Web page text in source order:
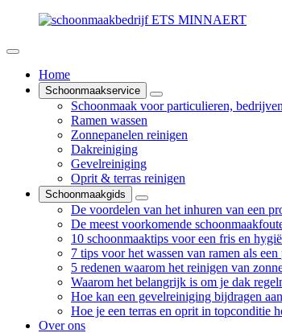
Home
Schoonmaakservice
Schoonmaak voor particulieren,
Ramen wassen
Zonnepanelen reinigen
Dakreiniging
Gevelreiniging
Oprit & terras reinigen
Schoonmaakgids
De voordelen van het inhuren van een
De meest voorkomende
10 schoonmaaktips voor een fris en
7 tips voor het wassen van ramen als een
5 redenen waarom het reinigen van
Waarom het belangrijk is om je dak
Hoe kan een gevelreiniging bijdragen
Hoe je een terras en oprit in topconditie
Over ons